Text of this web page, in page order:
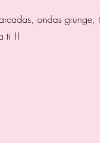
ondas grunge,
ti !!